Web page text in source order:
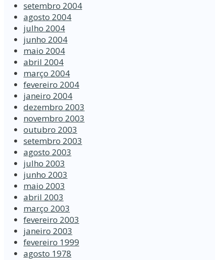
setembro 2004
agosto 2004
julho 2004
junho 2004
maio 2004
abril 2004
março 2004
fevereiro 2004
janeiro 2004
dezembro 2003
novembro 2003
outubro 2003
setembro 2003
agosto 2003
julho 2003
junho 2003
maio 2003
abril 2003
março 2003
fevereiro 2003
janeiro 2003
fevereiro 1999
agosto 1978